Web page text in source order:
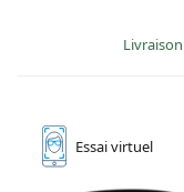
Essaivirtuel